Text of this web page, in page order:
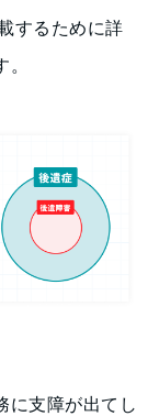
するために詳
に支障が出てし